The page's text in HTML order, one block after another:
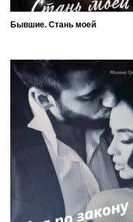
Бывшие. Стань моей